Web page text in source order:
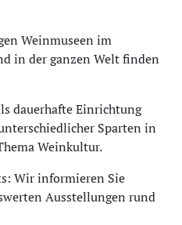
Weinmuseen im
in der ganzen Welt finden
dauerhafte Einrichtung
Sparten in
Weinkultur.
Wir informieren Sie
Ausstellungen rund